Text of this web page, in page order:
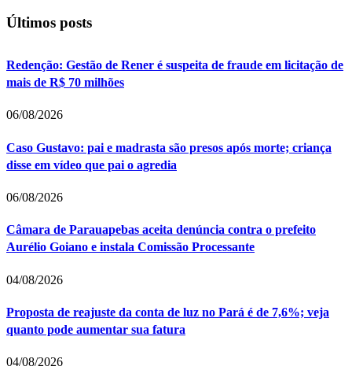
Últimos posts
Redenção: Gestão de Rener é suspeita de fraude em licitação de
mais de R$ 70 milhões
06/08/2026
Caso Gustavo: pai e madrasta são presos após morte; criança
disse em vídeo que pai o agredia
06/08/2026
Câmara de Parauapebas aceita denúncia contra o prefeito
Aurélio Goiano e instala Comissão Processante
04/08/2026
Proposta de reajuste da conta de luz no Pará é de 7,6%; veja
quanto pode aumentar sua fatura
04/08/2026